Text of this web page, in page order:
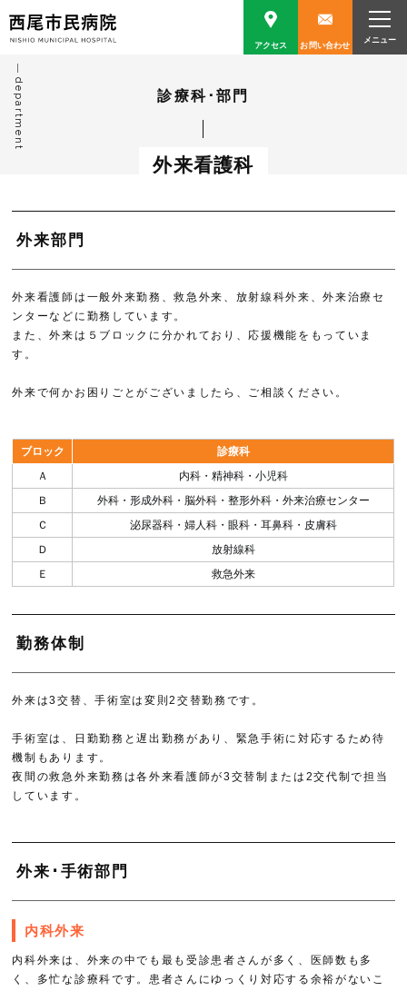
アクセス お問い合わせ
department 診療科･部門
外来看護科
外来部門
外来看護師は一般外来勤務、救急外来、放射線科外来、外来治療セ
ンターなどに勤務しています。
また、外来は５ブロックに分かれており、応援機能をもっていま
す。
外来で何かお困りごとがございましたら、ご相談ください。
ブロック
診療科
Ａ
内科・精神科・小児科
Ｂ
外科・形成外科・脳外科・整形外科・外来治療センター
Ｃ
泌尿器科・婦人科・眼科・耳鼻科・皮膚科
Ｄ
放射線科
Ｅ
救急外来
勤務体制
外来は3交替、手術室は変則2交替勤務です。
手術室は、日勤勤務と遅出勤務があり、緊急手術に対応するため待
機制もあります。
夜間の救急外来勤務は各外来看護師が3交替制または2交代制で担当
しています。
外来･手術部門
内科外来
内科外来は、外来の中でも最も受診患者さんが多く、医師数も多
く、多忙な診療科です。患者さんにゆっくり対応する余裕がないこ